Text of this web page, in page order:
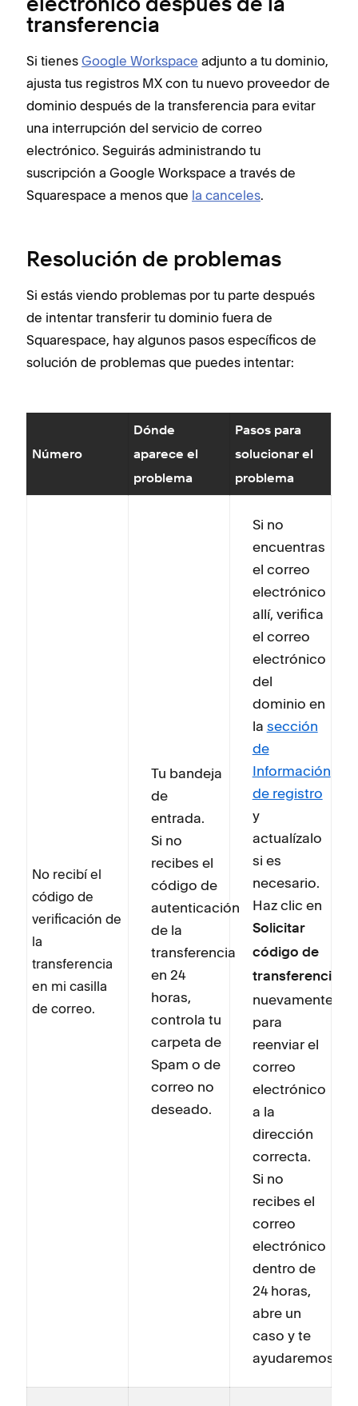
electrónico después de la
transferencia
Si tienes Google Workspace adjunto a tu dominio,
ajusta tus registros MX con tu nuevo proveedor de
dominio después de la transferencia para evitar
una interrupción del servicio de correo
electrónico. Seguirás administrando tu
suscripción a Google Workspace a través de
Squarespace a menos que la canceles.
Resolución de problemas
Si estás viendo problemas por tu parte después
de intentar transferir tu dominio fuera de
Squarespace, hay algunos pasos específicos de
solución de problemas que puedes intentar:
Número
Dónde
aparece el
problema
Pasos para
solucionar el
problema
No recibí el
código de
verificación de
la
transferencia
en mi casilla
de correo.
Tu bandeja
de
entrada.
Si no
recibes el
código de
autenticación
de la
transferencia
en 24
horas,
controla tu
carpeta de
Spam o de
correo no
deseado.
Si no
encuentras
el correo
electrónico
allí, verifica
el correo
electrónico
del
dominio en
la sección
de
Información
de registro
y
actualízalo
si es
necesario.
Haz clic en
Solicitar
código de
transferencia
nuevamente
para
reenviar el
correo
electrónico
a la
dirección
correcta.
Si no
recibes el
correo
electrónico
dentro de
24 horas,
abre un
caso y te
ayudaremos.